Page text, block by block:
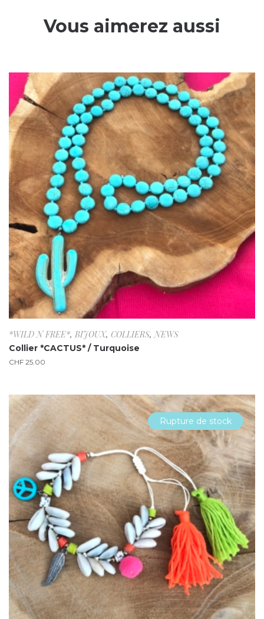
Vous aimerez aussi
*WILD N FREE*, BIJOUX, COLLIERS,NEWS
Collier *CACTUS* / Turquoise
CHF 25.00
Rupture de stock